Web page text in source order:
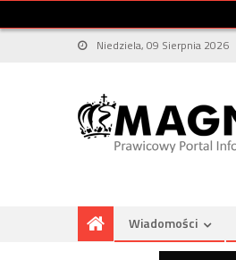
Niedziela, 09 Sierpnia 2026
Wiadomości